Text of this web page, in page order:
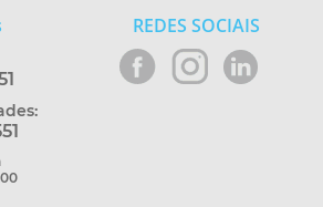
REDES SOCIAIS